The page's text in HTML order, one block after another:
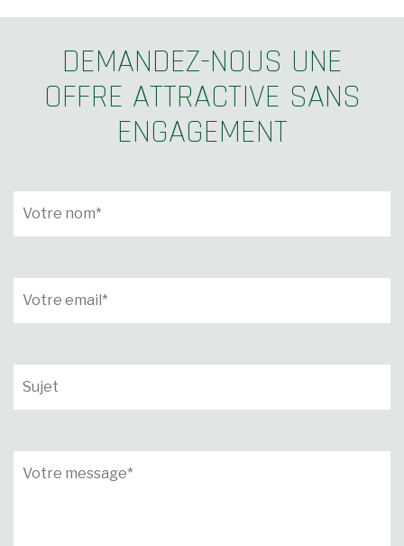
DEMANDEZ-NOUS UNE
OFFRE ATTRACTIVE SANS
ENGAGEMENT